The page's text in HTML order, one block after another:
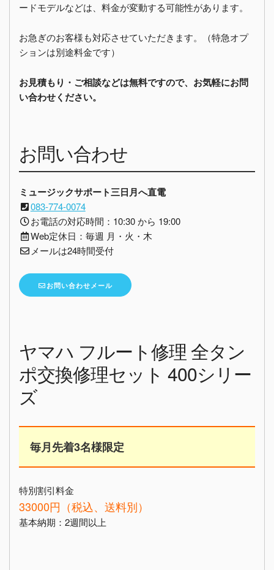
ードモデルなどは、料金が変動する可能性があります。
お急ぎのお客様も対応させていただきます。（特急オプ
ションは別途料金です）
お見積もり・ご相談などは無料ですので、お気軽にお問
い合わせください。
お問い合わせ
ミュージックサポート三日月へ直電
083-774-0074
お電話の対応時間：10:30 から 19:00
Web定休日：毎週 月・火・木
メールは24時間受付
お問い合わせメール
ヤマハ フルート修理 全タン
ポ交換修理セット 400シリー
ズ
毎月先着3名様限定
特別割引料金
33000円（税込、送料別）
基本納期：2週間以上